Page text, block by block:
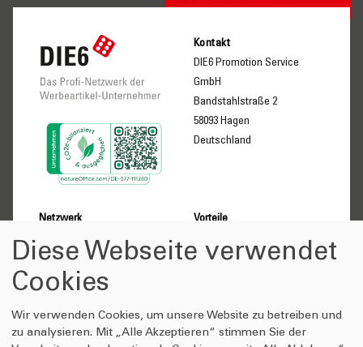
Kontakt
DIE6 Promotion Service
GmbH
Bandstahlstraße 2
58093 Hagen
Deutschland
Netzwerk
Gesellschafter
Selbstverständnis
Vorteile
Lieferanten-Partner
Wissenswertes
DIE6 Videomesse
Anfrage-Shop
Qualitätsversprechen
Diese Webseite verwendet
Cookies
Wir verwenden Cookies, um unsere Website zu betreiben und
zu analysieren. Mit „Alle Akzeptieren“ stimmen Sie der